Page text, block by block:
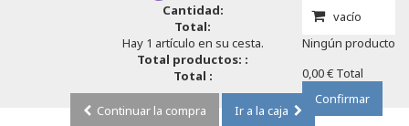
vacío
Ningún producto
0,00 € Total
Confirmar
Cantidad:
Total:
Hay 1 artículo en su cesta.
Total productos: :
Total :
Continuar la compra
Ir a la caja